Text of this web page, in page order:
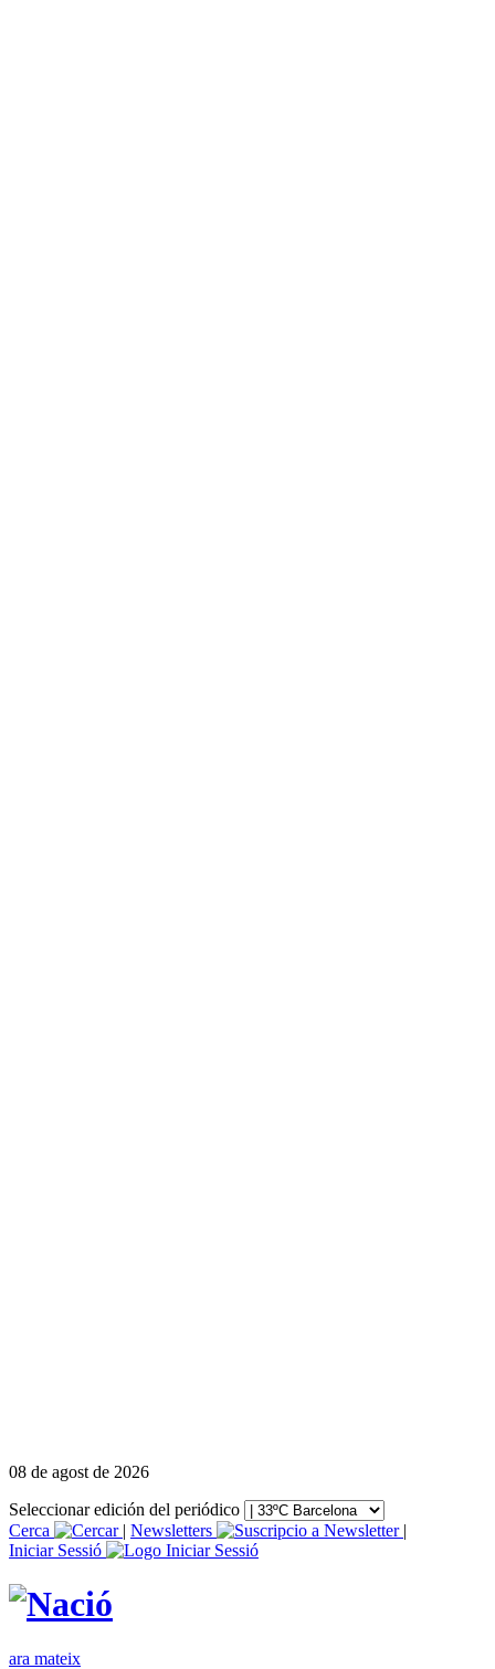
08 de agost de 2026
Seleccionar edición del periódico
Cerca
| Newsletters
|
Iniciar Sessió
ara mateix